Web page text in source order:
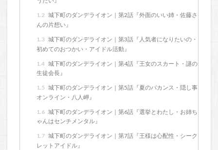
1.2 城下町のダンデライオン｜第2話『外面のいい姉・佐藤さ
んの片想い』
1.3 城下町のダンデライオン｜第3話『人気者になりたいの・
初めてのおつかい・アイドル活動』
1.4 城下町のダンデライオン｜第4話『王女のスカート・謎の
生徒会長』
1.5 城下町のダンデライオン｜第5話『夏のバカンス・隠し事
オンライン・八人岬』
1.6 城下町のダンデライオン｜第6話『選挙とわたし・お姉ち
ゃんはセンチメンタル』
1.7 城下町のダンデライオン｜第7話『王様は心配性・シーク
レットアイドル』